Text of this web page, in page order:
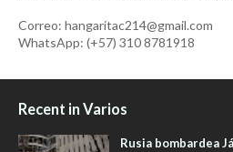
Correo: hangaritac214@gmail.com
WhatsApp: (+57) 310 8781918
Recent in Varios
Rusia bombardea